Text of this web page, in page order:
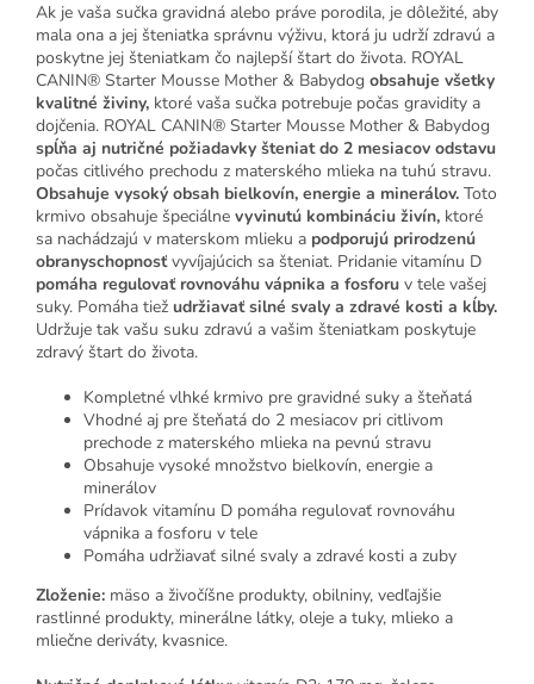
Ak je vaša sučka gravidná alebo práve porodila, je dôležité, aby
mala ona a jej šteniatka správnu výživu, ktorá ju udrží zdravú a
poskytne jej šteniatkam čo najlepší štart do života. ROYAL
CANIN® Starter Mousse Mother & Babydog obsahuje všetky
kvalitné živiny, ktoré vaša sučka potrebuje počas gravidity a
dojčenia. ROYAL CANIN® Starter Mousse Mother & Babydog
spĺňa aj nutričné požiadavky šteniat do 2 mesiacov odstavu
počas citlivého prechodu z materského mlieka na tuhú stravu.
Obsahuje vysoký obsah bielkovín, energie a minerálov. Toto
krmivo obsahuje špeciálne vyvinutú kombináciu živín, ktoré
sa nachádzajú v materskom mlieku a podporujú prirodzenú
obranyschopnosťvyvíjajúcich sa šteniat. Pridanie vitamínu D
pomáha regulovať rovnováhu vápnika a fosforu v tele vašej
suky. Pomáha tiež udržiavať silné svaly a zdravé kosti a kĺby.
Udržuje tak vašu suku zdravú a vašim šteniatkam poskytuje
zdravý štart do života.
Kompletné vlhké krmivo pre gravidné suky a šteňatá
Vhodné aj pre šteňatá do 2 mesiacov pri citlivom
prechode z materského mlieka na pevnú stravu
Obsahuje vysoké množstvo bielkovín, energie a
minerálov
Prídavok vitamínu D pomáha regulovať rovnováhu
vápnika a fosforu v tele
Pomáha udržiavať silné svaly a zdravé kosti a zuby
Zloženie: mäso a živočíšne produkty, obilniny, vedľajšie
rastlinné produkty, minerálne látky, oleje a tuky, mlieko a
mliečne deriváty, kvasnice.